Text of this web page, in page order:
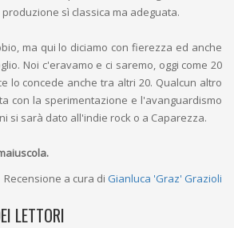
sì classica ma adeguata.
ma qui lo diciamo con fierezza ed anche
Noi c'eravamo e ci saremo, oggi come 20
lo concede anche tra altri 20. Qualcun altro
con la sperimentazione e l'avanguardismo
si sarà dato all'indie rock o a Caparezza.
Recensione a cura di Gianluca 'Graz' Grazioli
LETTORI